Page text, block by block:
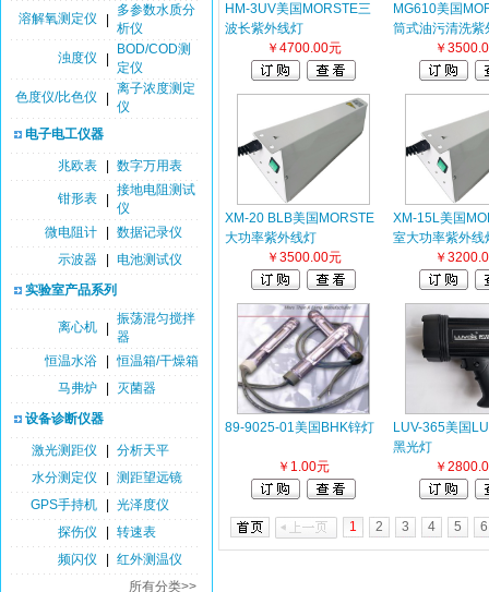
溶解氧测定仪
多参数水质分
析仪
浊度仪
BOD/COD测
定仪
色度仪/比色仪
离子浓度测定
仪
电子电工仪器
兆欧表 数字万用表
钳形表
接地电阻测试
仪
微电阻计
数据记录仪
示波器
电池测试仪
实验室产品系列
离心机
振荡混匀搅拌
器
恒温水浴
恒温箱/干燥箱
马弗炉
灭菌器
设备诊断仪器
激光测距仪
分析天平
水分测定仪
测距望远镜
GPS手持机
光泽度仪
探伤仪
转速表
频闪仪
红外测温仪
所有分类>>
HM-3UV美国MORSTE三
波长紫外线灯
￥4700.00元
MG610美国
筒式油污清洗紫
￥
XM-20 BLB美国MORSTE
大功率紫外线灯
￥3500.00元
XM-15L美国
室大功率紫外线
￥
89-9025-01美国BHK锌灯
￥1.00元
LUV-365美国
黑光灯
￥
1 2 3 4 5 6